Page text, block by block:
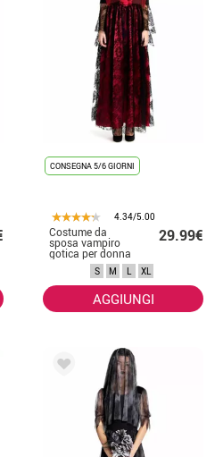
CONSEGNA 5/6 GIORNI
4.34/5.00
Costume da
sposa vampiro
gotica per donna
29.99€
S M L XL
AGGIUNGI